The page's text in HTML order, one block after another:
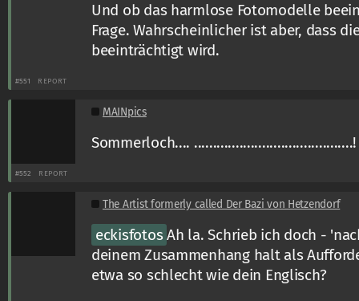
Und ob das harmlose Fotomodelle
Frage. Wahrscheinlicher ist aber, dass
beeinträchtigt wird.
#551 REPORT
MAINpics
Sommerloch.... ..........................................!
#552 REPORT
The Artist formerly called Der Bazi von Hetzendorf
eckisfotos Ah la. Schrieb ich doch -
deinem Zusammenhang halt als
etwa so schlecht wie dein Englisch?